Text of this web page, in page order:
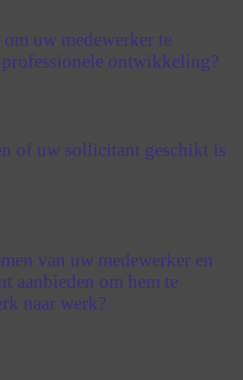
uw medewerker te
ontwikkeling?
of uw sollicitant geschikt is
van uw medewerker en
aanbieden om hem te
naar werk?